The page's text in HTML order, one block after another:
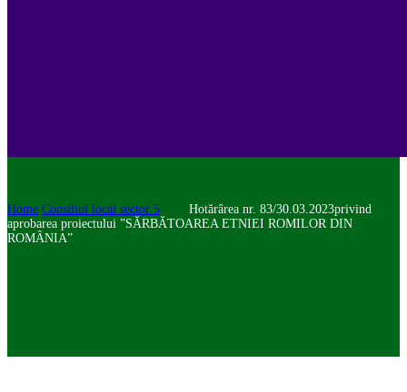
Home Consiliul local sector 5
Hotărârea nr. 83/30.03.2023privind
aprobarea proiectului ”SĂRBĂTOAREA ETNIEI ROMILOR DIN
ROMÂNIA”